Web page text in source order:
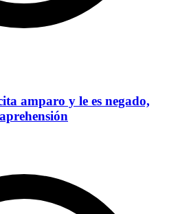
amparo y le es negado,